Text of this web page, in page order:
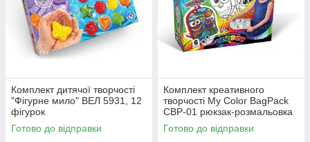
Комплект дитячої творчості
"Фігурне мило" ВЕЛ 5931, 12
фігурок
Готово до відправки
Комплект креативного
творчості My Color BagPack
CBP-01 рюкзак-розмальовка
Сови
Готово до відправки